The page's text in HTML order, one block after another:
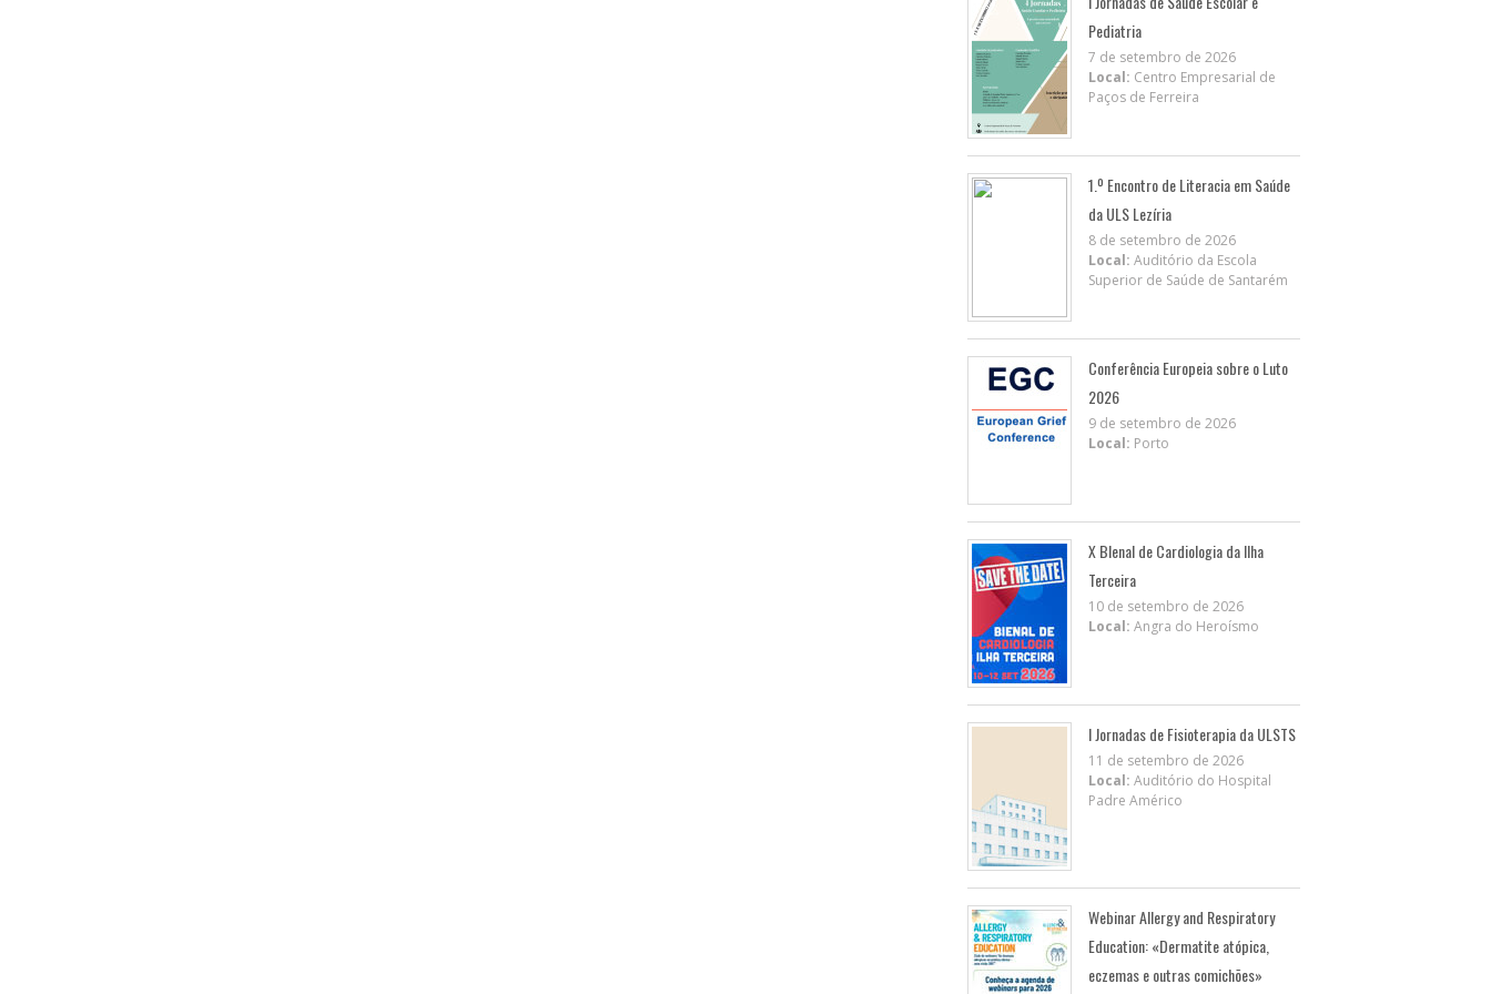
Pediatria
7 de setembro de 2026
Local: Centro Empresarial de
Paços de Ferreira
1.º Encontro de Literacia em Saúde
da ULS Lezíria
8 de setembro de 2026
Local: Auditório da Escola
Superior de Saúde de Santarém
Conferência Europeia sobre o Luto
2026
9 de setembro de 2026
Local: Porto
X BIenal de Cardiologia da Ilha
Terceira
10 de setembro de 2026
Local: Angra do Heroísmo
I Jornadas de Fisioterapia da ULSTS
11 de setembro de 2026
Local: Auditório do Hospital
Padre Américo
Webinar Allergy and Respiratory
Education: «Dermatite atópica,
eczemas e outras comichões»